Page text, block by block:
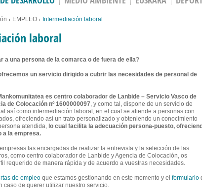
EMPLEO Intermediación laboral
laboral
a una persona de la comarca o de fuera de ella?
un servicio dirigido a cubrir las necesidades de personal de
es centro colaborador de Lanbide – Servicio Vasco de
de Colocación nº 1600000097, y como tal, dispone de un servicio de
así como intermediación laboral, en el cual se atiende a personas con
ofreciendo así un trato personalizado y obteniendo un conocimiento
atendida, lo cual facilita la adecuación persona-puesto,
a la empresa.
las encargadas de realizar la entrevista y la selección de las
como centro colaborador de Lanbide y Agencia de Colocación, os
requerido de manera rápida y de acuerdo a vuestras necesidades.
de empleoque estamos gestionando en este momento y el formulario
caso de querer utilizar nuestro servicio.